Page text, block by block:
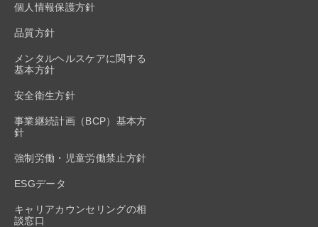
個人情報保護方針
品質方針
メンタルヘルスケアに関する
基本方針
安全衛生方針
事業継続計画（BCP）基本方
針
強制労働・児童労働禁止方針
ESGデータ
キャリアカウンセリングの相
談窓口